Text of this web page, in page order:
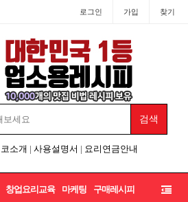
로그인 가입 찾기
소개 | 사용설명서 | 요리연금안내
창업요리교육 마케팅 구매레시피